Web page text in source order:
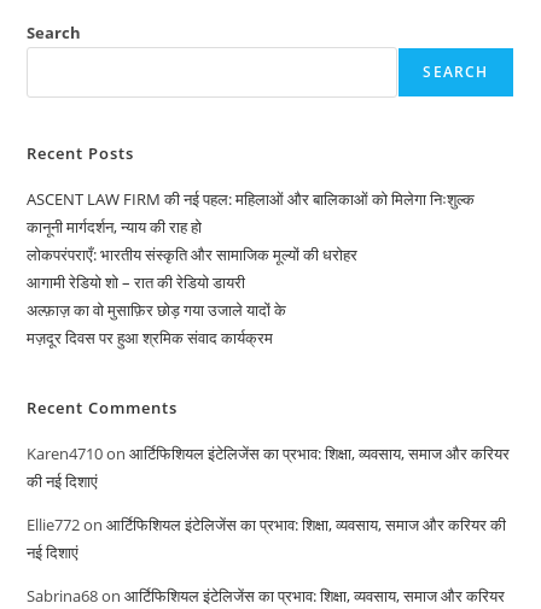
Search
SEARCH
Recent Posts
ASCENT LAW FIRM की नई पहल: महिलाओं और बालिकाओं को मिलेगा निःशुल्क
कानूनी मार्गदर्शन, न्याय की राह हो
लोकपरंपराएँ: भारतीय संस्कृति और सामाजिक मूल्यों की धरोहर
आगामी रेडियो शो – रात की रेडियो डायरी
अल्फ़ाज़ का वो मुसाफ़िर छोड़ गया उजाले यादों के
मज़दूर दिवस पर हुआ श्रमिक संवाद कार्यक्रम
Recent Comments
Karen4710onआर्टिफिशियल इंटेलिजेंस का प्रभाव: शिक्षा, व्यवसाय, समाज और करियर
की नई दिशाएं
Ellie772onआर्टिफिशियल इंटेलिजेंस का प्रभाव: शिक्षा, व्यवसाय, समाज और करियर की
नई दिशाएं
Sabrina68onआर्टिफिशियल इंटेलिजेंस का प्रभाव: शिक्षा, व्यवसाय, समाज और करियर